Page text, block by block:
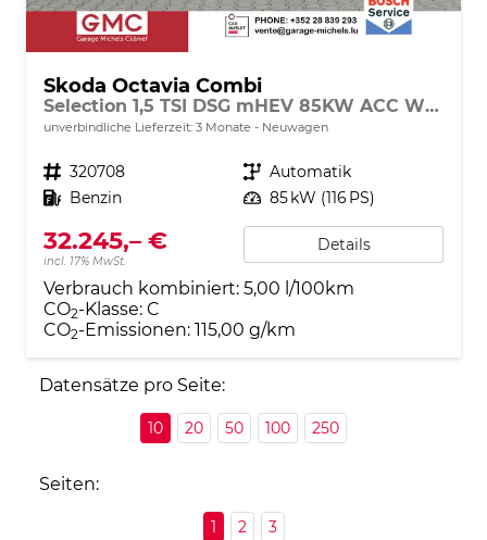
Skoda Octavia Combi
Selection 1,5 TSI DSG mHEV 85KW ACC Winter
unverbindliche Lieferzeit: 3 Monate Neuwagen
Fahrzeugnr. 320708 Getriebe Automatik
Kraftstoff Benzin Leistung 85 kW (116 PS)
32.245,– €
incl. 17% MwSt.
Details
Verbrauch kombiniert: 5,00 l/100km
CO2-Klasse: C
CO2-Emissionen: 115,00 g/km
Datensätze pro Seite:
10 20 50 100 250
Seiten:
1 2 3